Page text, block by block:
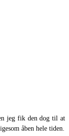
jeg fik den dog til at
åben hele tiden.